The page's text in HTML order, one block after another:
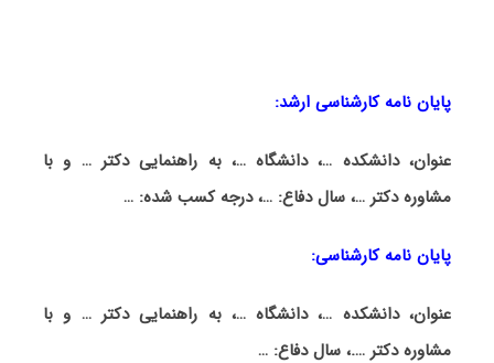
پایان نامه کارشناسی ارشد:
عنوان، دانشکده …، دانشگاه …، به راهنمایی دکتر … و با
مشاوره دکتر …، سال دفاع: …، درجه کسب شده: …
پایان نامه کارشناسی:
عنوان، دانشکده …، دانشگاه …، به راهنمایی دکتر … و با
مشاوره دکتر ….، سال دفاع: …